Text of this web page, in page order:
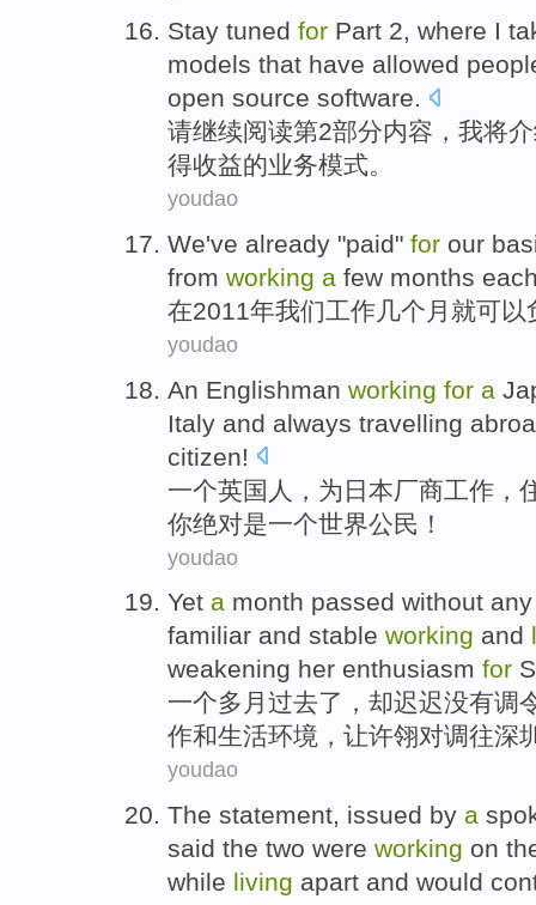
Stay tuned for Part 2, where I
models that have allowed
open source software.
请继续阅读第2部分内容 ， 我将
得收益的业务模式。
youdao
We've already "paid" for our
from working a few months
在2011年我们工作几个 月就可以
youdao
An Englishman working for a
Italy and always travelling
citizen!
一个英国人 ， 为 日本厂商工作 ，
你绝对是一个世界公民 ！
youdao
Yet a month passed without
familiar and stable working and
weakening her enthusiasm for
一个多月 过去了 ，却迟迟没有调
作和生活环境 ，让许翎对调往深
youdao
The statement, issued by a
said the two were working on
while living apart and would